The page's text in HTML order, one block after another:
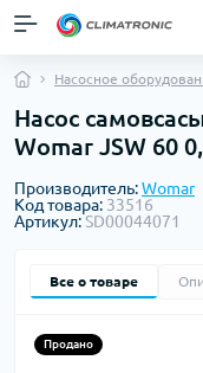
Насосное
Насос
Womar JSW 60
Производитель:Womar
Код товара: 33516
Артикул:SD00044071
Все о товаре
Продано